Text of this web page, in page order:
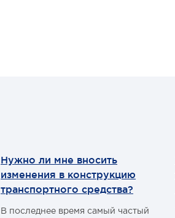
Нужно ли мне вносить
изменения в конструкцию
транспортного средства?
В последнее время самый частый